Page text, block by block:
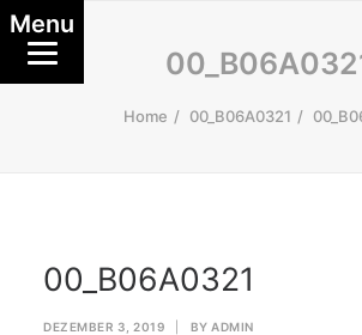
Home 00_B06A0321
00_B06A0321
DEZEMBER 3, 2019 BY ADMIN
Menu